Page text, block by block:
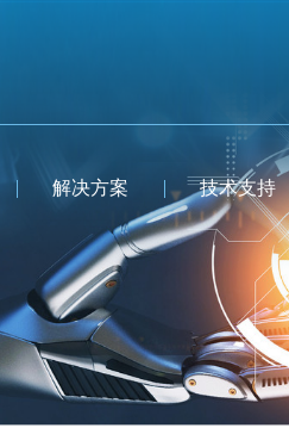
解决方案 技术支持